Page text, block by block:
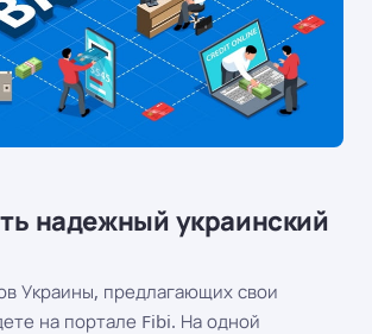
надежный украинский
Украины, предлагающих свои
на портале Fibi. На одной